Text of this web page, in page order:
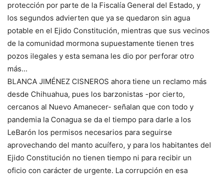
protección por parte de la Fiscalía General del Estado, y
los segundos advierten que ya se quedaron sin agua
potable en el Ejido Constitución, mientras que sus vecinos
de la comunidad mormona supuestamente tienen tres
pozos ilegales y esta semana les dio por perforar otro
más…
BLANCA JIMÉNEZ CISNEROS ahora tiene un reclamo más
desde Chihuahua, pues los barzonistas -por cierto,
cercanos al Nuevo Amanecer- señalan que con todo y
pandemia la Conagua se da el tiempo para darle a los
LeBarón los permisos necesarios para seguirse
aprovechando del manto acuífero, y para los habitantes del
Ejido Constitución no tienen tiempo ni para recibir un
oficio con carácter de urgente. La corrupción en esa